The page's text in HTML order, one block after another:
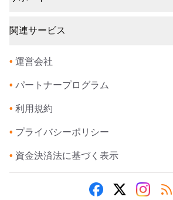
関連サービス
• 運営会社
• パートナープログラム
• 利用規約
• プライバシーポリシー
• 資金決済法に基づく表示